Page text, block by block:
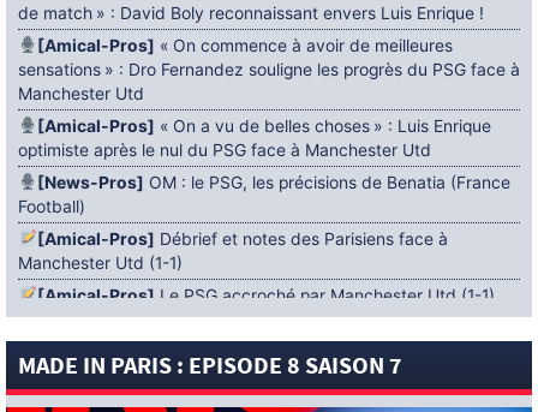
de match » : David Boly reconnaissant envers Luis Enrique !
[Amical-Pros] « On commence à avoir de meilleures
sensations » : Dro Fernandez souligne les progrès du PSG face à
Manchester Utd
[Amical-Pros] « On a vu de belles choses » : Luis Enrique
optimiste après le nul du PSG face à Manchester Utd
[News-Pros] OM : le PSG, les précisions de Benatia (France
Football)
[Amical-Pros] Débrief et notes des Parisiens face à
Manchester Utd (1-1)
[Amical-Pros] Le PSG accroché par Manchester Utd (1-1)
5 AOÛT 2026
MADE IN PARIS : EPISODE 8 SAISON 7